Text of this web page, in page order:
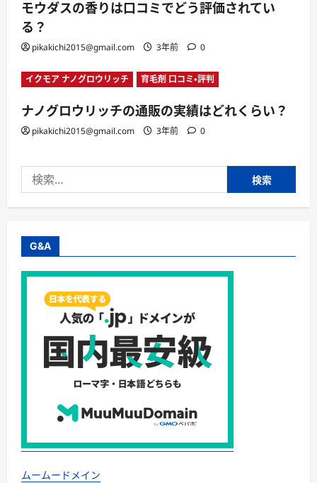
モウダスの香りは口コミでどう評価されてい
る？
pikakichi2015@gmail.com 3年前 0
イクモア ナノグロウリッチ 育毛剤 口コミ・評判
ナノグロウリッチの通販の実績はどれくらい？
pikakichi2015@gmail.com 3年前 0
索:
G&A
ムームードメイン